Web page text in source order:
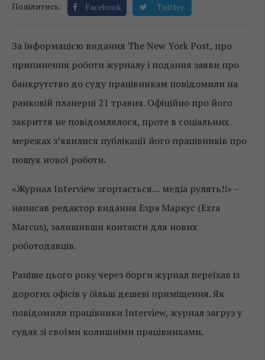
Поділитись: Facebook Twitter
За інформацією видання The New York Post, про
припинення роботи журналу і подання заяви про
банкрутство до суду працівникам повідомили на
ранковій планерці 21 травня. Офіційно про його
закриття не повідомлялося, проте в соціальних
мережах з’явилися публікації його працівників про
пошук нової роботи.
«Журнал Interview згортається… медіа рулять!!» –
написав редактор видання Езра Маркус (Ezra
Marcus), залишивши контакти для нових
роботодавців.
Раніше цього року через борги журнал переїхав із
дорогих офісів у більш дешеві приміщення. Як
повідомили працівники Interview, журнал загруз у
судах зі своїми колишніми працівниками.